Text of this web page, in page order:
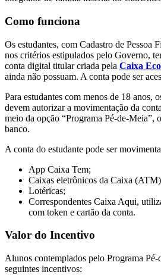
Como funciona
Os estudantes, com Cadastro de Pessoa
nos critérios estipulados pelo Governo,
conta digital titular criada pela Caixa
ainda não possuam. A conta pode ser
Para estudantes com menos de 18 anos,
devem autorizar a movimentação da
meio da opção “Programa Pé-de-Meia”,
banco.
A conta do estudante pode ser
App Caixa Tem;
Caixas eletrônicos da Caixa
Lotéricas;
Correspondentes Caixa Aqui,
com token e cartão da conta.
Valor do Incentivo
Alunos contemplados pelo Programa Pé-
seguintes incentivos: